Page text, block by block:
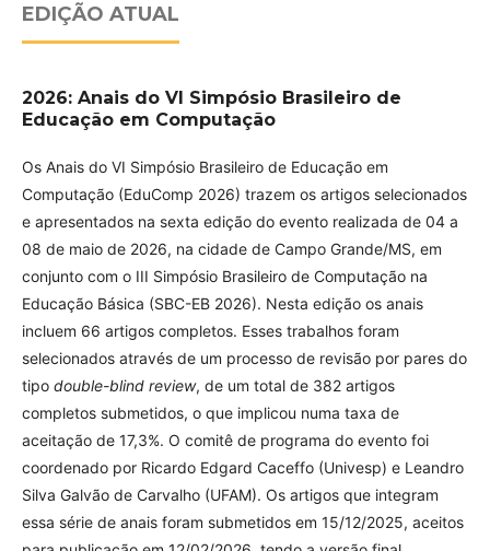
EDIÇÃO ATUAL
2026: Anais do VI Simpósio Brasileiro de
Educação em Computação
Os Anais do VI Simpósio Brasileiro de Educação em
Computação (EduComp 2026) trazem os artigos selecionados
e apresentados na sexta edição do evento realizada de 04 a
08 de maio de 2026, na cidade de Campo Grande/MS, em
conjunto com o III Simpósio Brasileiro de Computação na
Educação Básica (SBC-EB 2026). Nesta edição os anais
incluem 66 artigos completos. Esses trabalhos foram
selecionados através de um processo de revisão por pares do
tipo double-blind review, de um total de 382 artigos
completos submetidos, o que implicou numa taxa de
aceitação de 17,3%. O comitê de programa do evento foi
coordenado por Ricardo Edgard Caceffo (Univesp) e Leandro
Silva Galvão de Carvalho (UFAM). Os artigos que integram
essa série de anais foram submetidos em 15/12/2025, aceitos